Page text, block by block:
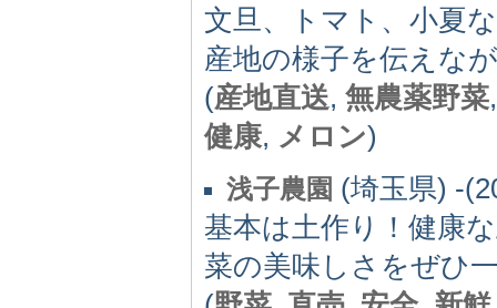
文旦、トマト、小夏
産地の様子を伝えな
(産地直送, 無農薬野菜
健康, メロン)
浅子農園 (埼玉県) -
基本は土作り！健康
菜の美味しさをぜひ